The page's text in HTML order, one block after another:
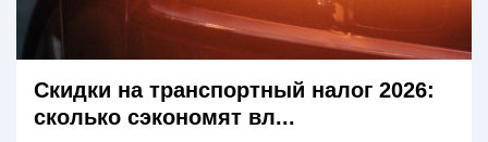
Скидки на транспортный налог 2026:
сколько сэкономят вл...